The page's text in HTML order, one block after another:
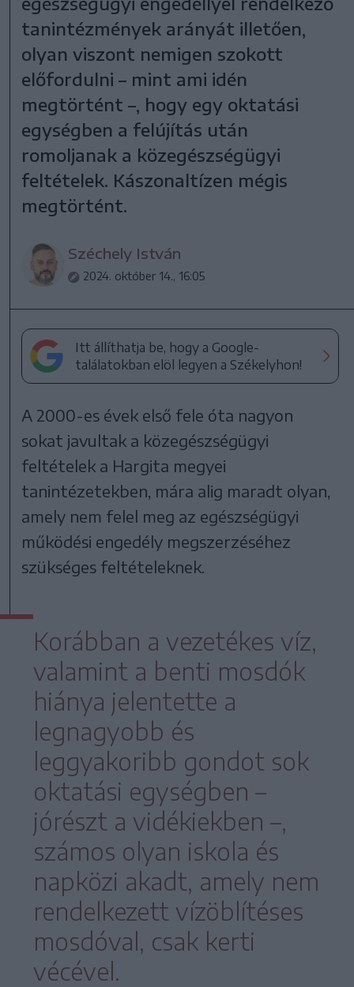
tanintézmények arányát illetően,
olyan viszont nemigen szokott
előfordulni – mint ami idén
megtörtént –, hogy egy oktatási
egységben a felújítás után
romoljanak a közegészségügyi
feltételek. Kászonaltízen mégis
megtörtént.
Széchely István
2024. október 14., 16:05
Itt állíthatja be, hogy a Google-
találatokban elöl legyen a Székelyhon!
A 2000-es évek első fele óta nagyon
sokat javultak a közegészségügyi
feltételek a Hargita megyei
tanintézetekben, mára alig maradt olyan,
amely nem felel meg az egészségügyi
működési engedély megszerzéséhez
szükséges feltételeknek.
Korábban a vezetékes víz,
valamint a benti mosdók
hiánya jelentette a
legnagyobb és
leggyakoribb gondot sok
oktatási egységben –
jórészt a vidékiekben –,
számos olyan iskola és
napközi akadt, amely nem
rendelkezett vízöblítéses
mosdóval, csak kerti
vécével.